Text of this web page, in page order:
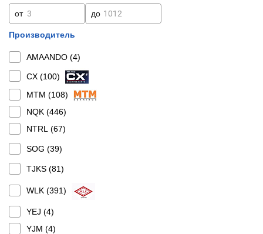
от до
Производитель
AMAANDO (4)
CX (100)
MTM (108)
NQK (446)
NTRL (67)
SOG (39)
TJKS (81)
WLK (391)
YEJ (4)
YJM (4)